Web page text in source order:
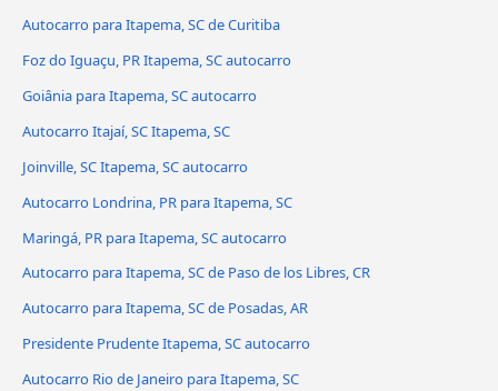
Autocarro para Itapema, SC de Curitiba
Foz do Iguaçu, PR Itapema, SC autocarro
Goiânia para Itapema, SC autocarro
Autocarro Itajaí, SC Itapema, SC
Joinville, SC Itapema, SC autocarro
Autocarro Londrina, PR para Itapema, SC
Maringá, PR para Itapema, SC autocarro
Autocarro para Itapema, SC de Paso de los Libres, CR
Autocarro para Itapema, SC de Posadas, AR
Presidente Prudente Itapema, SC autocarro
Autocarro Rio de Janeiro para Itapema, SC